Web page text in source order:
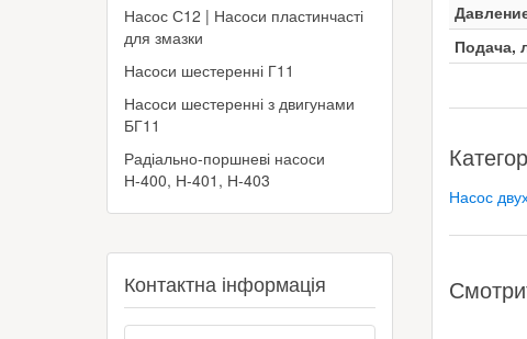
Подача,
Насос
Насос С12 | Насоси пластинчасті
для змазки
Насоси шестеренні Г11
Насоси шестеренні з двигунами
БГ11
Радіально-поршневі насоси
Н-400, Н-401, Н-403
Контактна інформація